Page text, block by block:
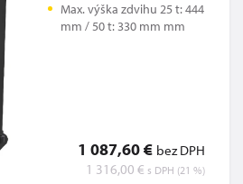
Max. výška zdvihu 25 t: 444
mm / 50 t: 330 mm mm
1 087,60 € bez DPH
1 316,00 € s DPH (21 %)